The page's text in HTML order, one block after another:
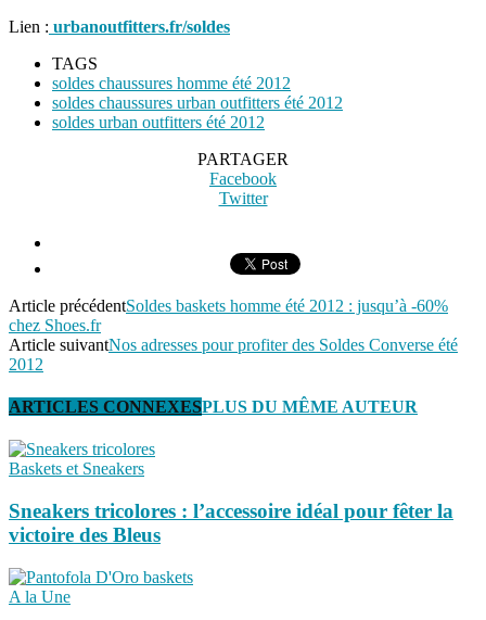
Lien : urbanoutfitters.fr/soldes
TAGS
soldes chaussures homme été 2012
soldes chaussures urban outfitters été 2012
soldes urban outfitters été 2012
PARTAGER
Facebook
Twitter
Article précédentSoldes baskets homme été 2012 : jusqu’à -60%
chez Shoes.fr
Article suivantNos adresses pour profiter des Soldes Converse été
2012
ARTICLES CONNEXESPLUS DU MÊME AUTEUR
Baskets et Sneakers
Sneakers tricolores : l’accessoire idéal pour fêter la
victoire des Bleus
A la Une